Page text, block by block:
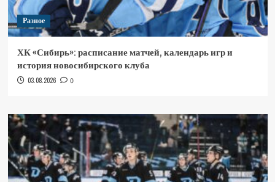
Разное
ХК «Сибирь»: расписание матчей, календарь игр и
история новосибирского клуба
03.08.2026 0